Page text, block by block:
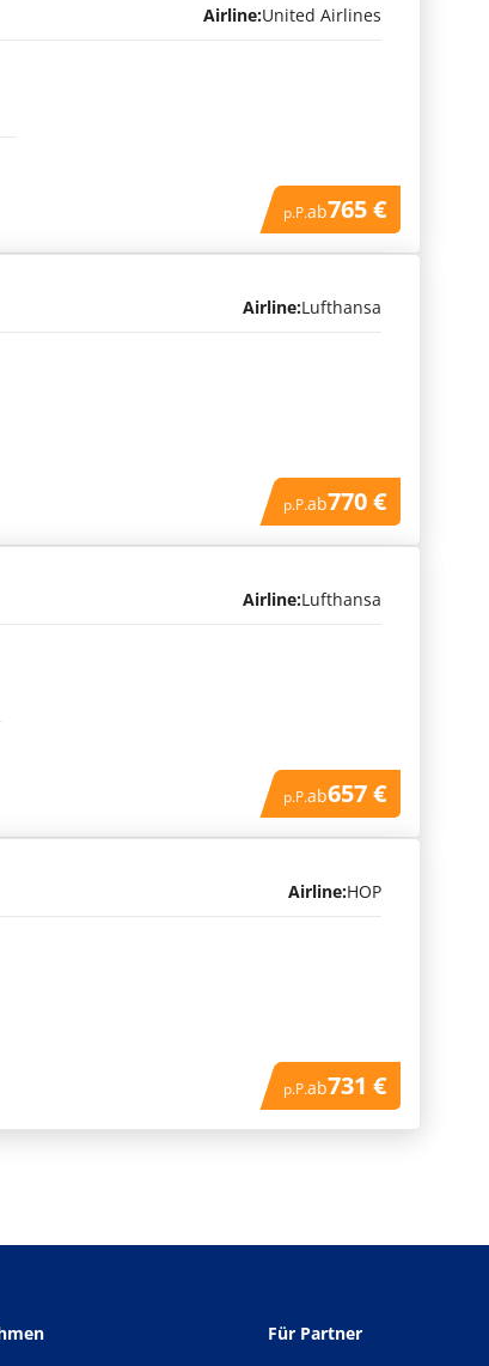
Airline:United Airlines
p.P.ab765 €
Airline:Lufthansa
p.P.ab770 €
Airline:Lufthansa
p.P.ab657 €
Airline:HOP
p.P.ab731 €
Für Partner